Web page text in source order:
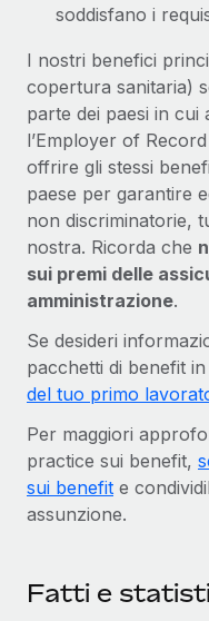
soddisfano i
I nostri benefici
copertura sanitaria)
parte dei paesi in cui
l’Employer of
offrire gli stessi
paese per garantire
non discriminatorie,
nostra. Ricorda che
sui premi delle
amministrazione.
Se desideri
pacchetti di benefit
del tuo primo
Per maggiori
practice sui benefit,
sui benefit e
assunzione.
Fatti e